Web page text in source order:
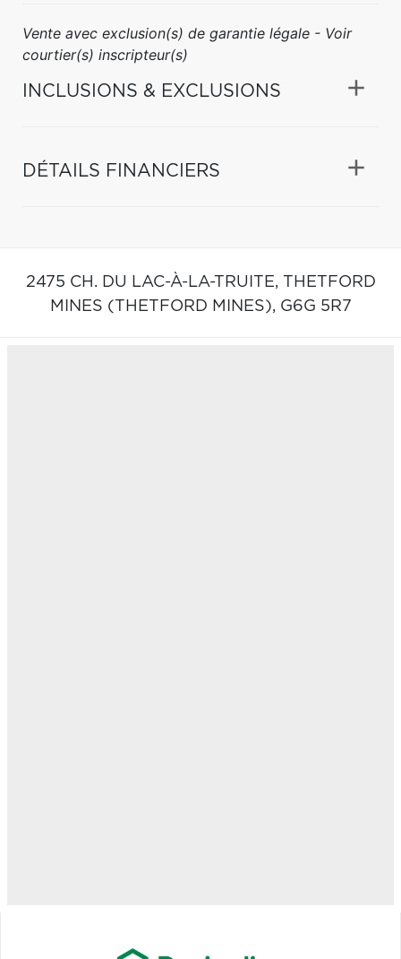
Vente avec exclusion(s) de garantie légale - Voir
courtier(s) inscripteur(s)
INCLUSIONS & EXCLUSIONS
DÉTAILS FINANCIERS
2475 CH. DU LAC-À-LA-TRUITE, THETFORD
MINES (THETFORD MINES), G6G 5R7